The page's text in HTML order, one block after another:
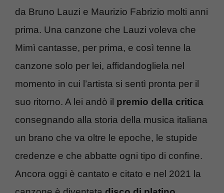
da Bruno Lauzi e Maurizio Fabrizio molti anni
prima. Una canzone che Lauzi voleva che
Mimì cantasse, per prima, e così tenne la
canzone solo per lei, affidandogliela nel
momento in cui l’artista si sentì pronta per il
suo ritorno. A lei andò il premio della critica
consegnando alla storia della musica italiana
un brano che va oltre le epoche, le stupide
credenze e che abbatte ogni tipo di confine.
Ancora oggi è cantato e citato e nel 2021 la